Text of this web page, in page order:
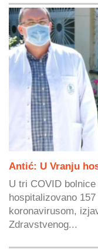
Antić: U Vranju
U tri COVID
hospitalizovano
koronavirusom,
Zdravstvenog...